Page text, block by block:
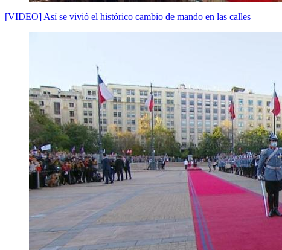
[VIDEO] Así se vivió el histórico cambio de mando en las calles